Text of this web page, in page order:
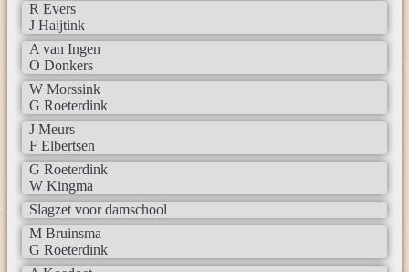
R Evers
J Haijtink
A van Ingen
O Donkers
W Morssink
G Roeterdink
J Meurs
F Elbertsen
G Roeterdink
W Kingma
Slagzet voor damschool
M Bruinsma
G Roeterdink